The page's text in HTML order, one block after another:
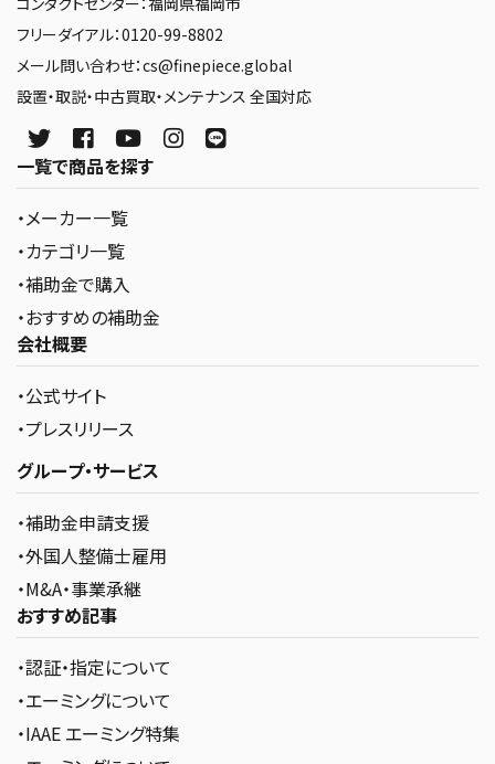
フリーダイアル：0120-99-8802
メール問い合わせ：cs@finepiece.global
設置・取説・中古買取・メンテナンス 全国対応
一覧で商品を探す
・メーカー一覧
・カテゴリ一覧
・補助金で購入
・おすすめの補助金
会社概要
・公式サイト
・プレスリリース
グループ・サービス
・補助金申請支援
・外国人整備士雇用
・M&A・事業承継
おすすめ記事
・認証・指定について
・エーミングについて
・IAAE エーミング特集